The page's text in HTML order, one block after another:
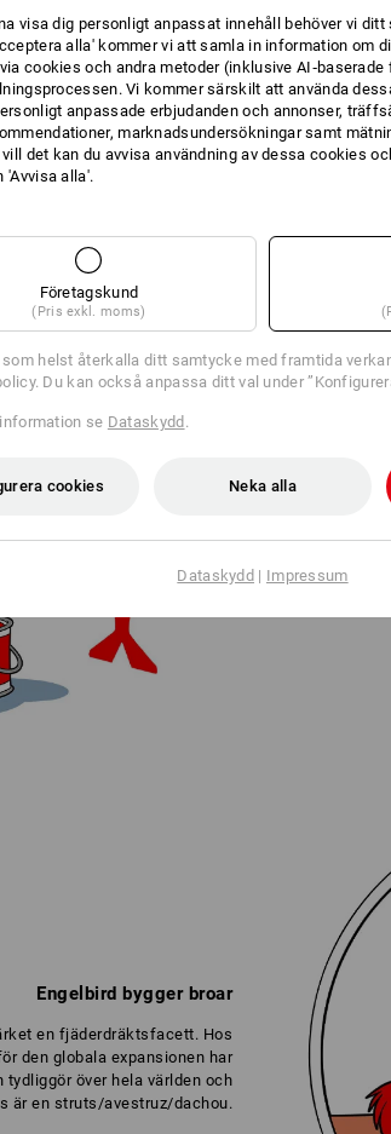
Engelbird pekar med
framsynthet på OBS-uppgifter om
Strauss-
Logo-
globalt
ikonisk,
2025 firade
född. Den
från
Engelbird bygger broar
en fjäderdräktsfacett. Hos
den globala expansionen har
över hela världen och
är en struts/avestruz/dachou.
visa dig personligt anpassat innehåll behöver vi
alla' kommer vi att samla in information om
cookies och andra metoder (inklusive
Vi kommer särskilt att använda
anpassade erbjudanden och annonser,
marknadsundersökningar samt
vill det kan du avvisa användning av dessa cookies
'Avvisa alla'.
Företagskund
(Pris exkl. moms)
som helst återkalla ditt samtycke med framtida
Du kan också anpassa ditt val under
se Dataskydd.
cookies Neka alla
Dataskydd | Impressum